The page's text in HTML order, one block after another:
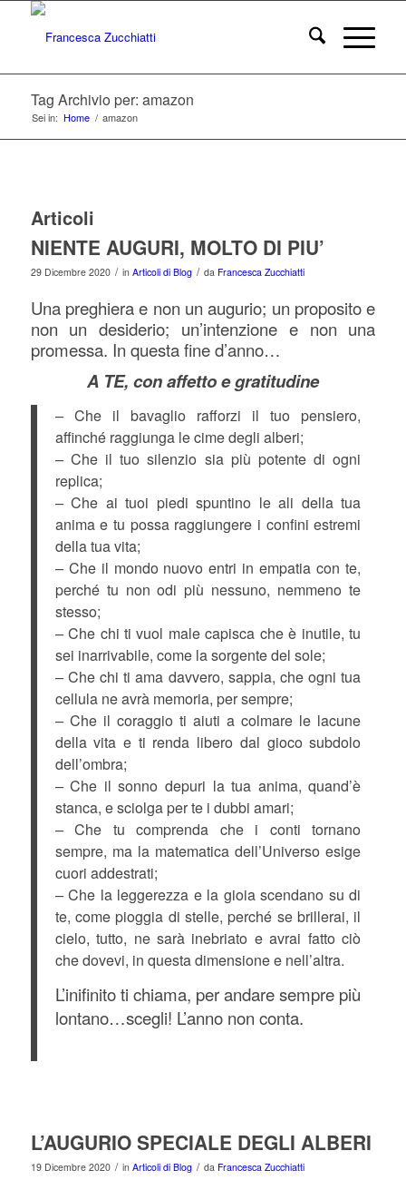
Tag Archivio per: amazon
Sei in: Home / amazon
Articoli
NIENTE AUGURI, MOLTO DI PIU’
29 Dicembre 2020 / in Articoli di Blog / da Francesca Zucchiatti
Una preghiera e non un augurio; un proposito e
non un desiderio; un’intenzione e non una
promessa. In questa fine d’anno…
A TE, con affetto e gratitudine
– Che il bavaglio rafforzi il tuo pensiero,
affinché raggiunga le cime degli alberi;
– Che il tuo silenzio sia più potente di ogni
replica;
– Che ai tuoi piedi spuntino le ali della tua
anima e tu possa raggiungere i confini estremi
della tua vita;
– Che il mondo nuovo entri in empatia con te,
perché tu non odi più nessuno, nemmeno te
stesso;
– Che chi ti vuol male capisca che è inutile, tu
sei inarrivabile, come la sorgente del sole;
– Che chi ti ama davvero, sappia, che ogni tua
cellula ne avrà memoria, per sempre;
– Che il coraggio ti aiuti a colmare le lacune
della vita e ti renda libero dal gioco subdolo
dell’ombra;
– Che il sonno depuri la tua anima, quand’è
stanca, e sciolga per te i dubbi amari;
– Che tu comprenda che i conti tornano
sempre, ma la matematica dell’Universo esige
cuori addestrati;
– Che la leggerezza e la gioia scendano su di
te, come pioggia di stelle, perché se brillerai, il
cielo, tutto, ne sarà inebriato e avrai fatto ciò
che dovevi, in questa dimensione e nell’altra.
L’inifinito ti chiama, per andare sempre più
lontano…scegli! L’anno non conta.
L’AUGURIO SPECIALE DEGLI ALBERI
19 Dicembre 2020 / in Articoli di Blog / da Francesca Zucchiatti